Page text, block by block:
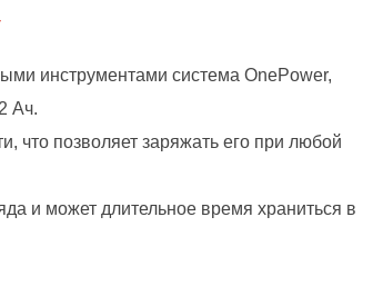
инструментами система OnePower,
Ач.
что позволяет заряжать его при любой
и может длительное время храниться в